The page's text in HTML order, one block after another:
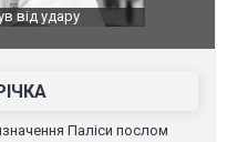
вручили нову
Сили
атаку.
Паліси послом